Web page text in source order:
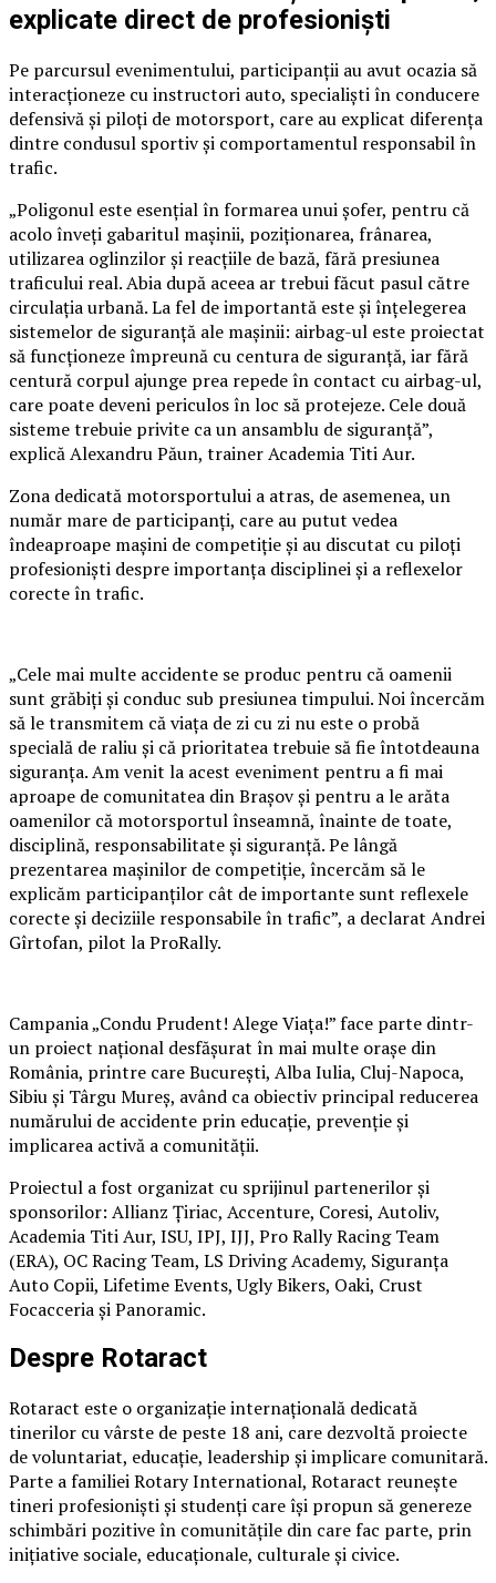
explicate direct de profesioniști
Pe parcursul evenimentului, participanții au avut ocazia să
interacționeze cu instructori auto, specialiști în conducere
defensivă și piloți de motorsport, care au explicat diferența
dintre condusul sportiv și comportamentul responsabil în
trafic.
„Poligonul este esențial în formarea unui șofer, pentru că
acolo înveți gabaritul mașinii, poziționarea, frânarea,
utilizarea oglinzilor și reacțiile de bază, fără presiunea
traficului real. Abia după aceea ar trebui făcut pasul către
circulația urbană. La fel de importantă este și înțelegerea
sistemelor de siguranță ale mașinii: airbag-ul este proiectat
să funcționeze împreună cu centura de siguranță, iar fără
centură corpul ajunge prea repede în contact cu airbag-ul,
care poate deveni periculos în loc să protejeze. Cele două
sisteme trebuie privite ca un ansamblu de siguranță”,
explică Alexandru Păun, trainer Academia Titi Aur.
Zona dedicată motorsportului a atras, de asemenea, un
număr mare de participanți, care au putut vedea
îndeaproape mașini de competiție și au discutat cu piloți
profesioniști despre importanța disciplinei și a reflexelor
corecte în trafic.
„Cele mai multe accidente se produc pentru că oamenii
sunt grăbiți și conduc sub presiunea timpului. Noi încercăm
să le transmitem că viața de zi cu zi nu este o probă
specială de raliu și că prioritatea trebuie să fie întotdeauna
siguranța. Am venit la acest eveniment pentru a fi mai
aproape de comunitatea din Brașov și pentru a le arăta
oamenilor că motorsportul înseamnă, înainte de toate,
disciplină, responsabilitate și siguranță. Pe lângă
prezentarea mașinilor de competiție, încercăm să le
explicăm participanților cât de importante sunt reflexele
corecte și deciziile responsabile în trafic”, a declarat Andrei
Gîrtofan, pilot la ProRally.
Campania „Condu Prudent! Alege Viața!” face parte dintr-
un proiect național desfășurat în mai multe orașe din
România, printre care București, Alba Iulia, Cluj-Napoca,
Sibiu și Târgu Mureș, având ca obiectiv principal reducerea
numărului de accidente prin educație, prevenție și
implicarea activă a comunității.
Proiectul a fost organizat cu sprijinul partenerilor și
sponsorilor: Allianz Țiriac, Accenture, Coresi, Autoliv,
Academia Titi Aur, ISU, IPJ, IJJ, Pro Rally Racing Team
(ERA), OC Racing Team, LS Driving Academy, Siguranța
Auto Copii, Lifetime Events, Ugly Bikers, Oaki, Crust
Focacceria și Panoramic.
Despre Rotaract
Rotaract este o organizație internațională dedicată
tinerilor cu vârste de peste 18 ani, care dezvoltă proiecte
de voluntariat, educație, leadership și implicare comunitară.
Parte a familiei Rotary International, Rotaract reunește
tineri profesioniști și studenți care își propun să genereze
schimbări pozitive în comunitățile din care fac parte, prin
inițiative sociale, educaționale, culturale și civice.